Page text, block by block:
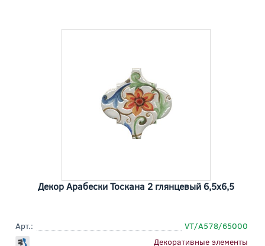
Декор Арабески Тоскана 2 глянцевый 6,5x6,5
Арт.:
VT/A578/65000
Декоративные элементы